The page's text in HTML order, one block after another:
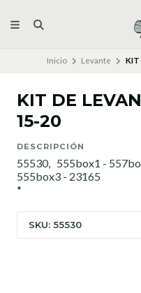
Inicio Levante KIT
KIT DE
15-20
DESCRIPCIÓN
55530, 555box1 -
555box3 - 23165
*
SKU: 55530